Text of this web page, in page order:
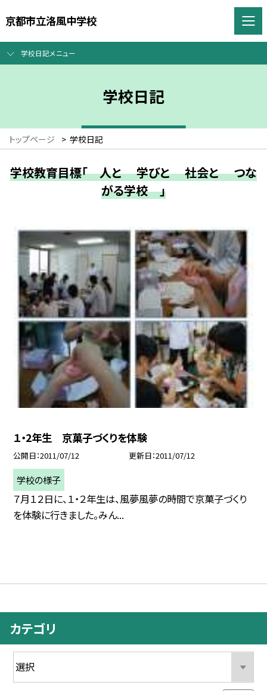
京都市立洛風中学校
学校日記メニュー
学校日記
トップページ > 学校日記
学校教育目標「 人と 学びと 社会と つな
がる学校 」
１・2年生 京菓子づくりを体験
公開日 2011/07/12 更新日 2011/07/12
学校の様子
７月１２日に、１・２年生は、風夢風夢の時間で京菓子づくり
を体験に行きました。みん...
カテゴリ